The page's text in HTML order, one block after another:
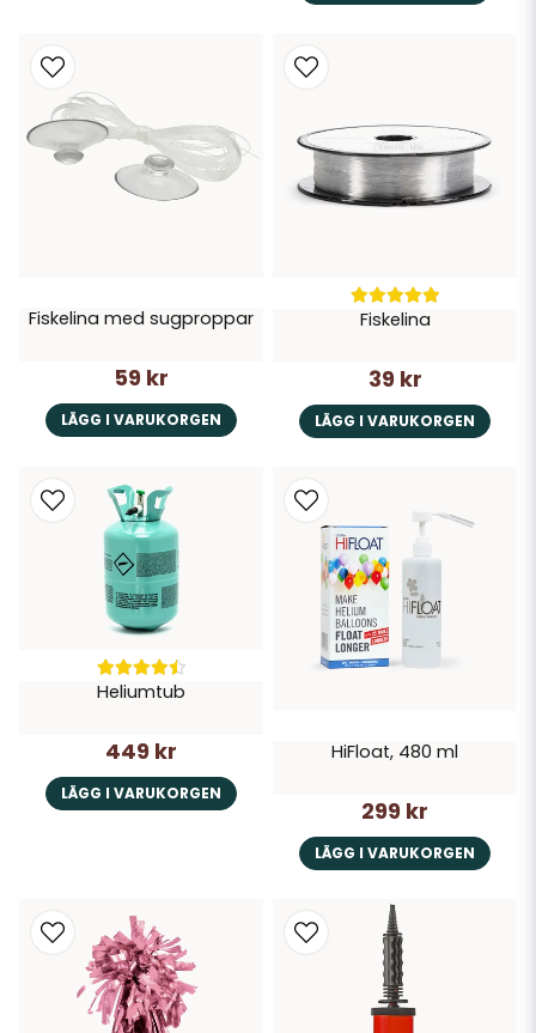
Fiskelina med sugproppar
59 kr
LÄGG I VARUKORGEN
Fiskelina
39 kr
LÄGG I VARUKORGEN
Heliumtub
449 kr
LÄGG I VARUKORGEN
HiFloat, 480 ml
299 kr
LÄGG I VARUKORGEN